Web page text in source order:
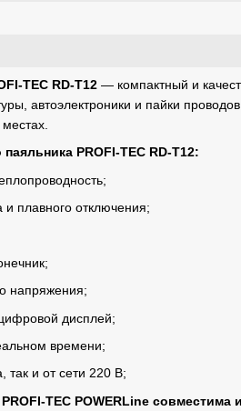
TEC RD-T12 — компактный и
автоэлектроники и пайки
PROFI-TEC RD-T12:
и плавного отключения;
напряжения;
дисплей;
времени;
так и от сети 220 В;
TEC POWERLine совместима